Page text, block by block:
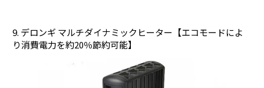
9. デロンギ マルチダイナミックヒーター【エコモードによ
り消費電力を約20％節約可能】